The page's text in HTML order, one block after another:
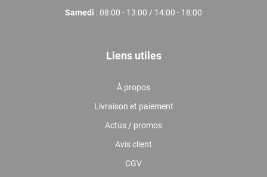
Samedi : 08:00 - 13:00 / 14:00 - 18:00
Liens utiles
À propos
Livraison et paiement
Actus / promos
Avis client
CGV